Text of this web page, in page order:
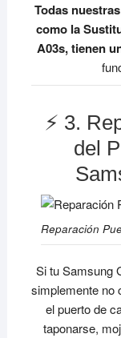
Todas
como la
A03s, tienen
⚡ 3.
del
Reparación
Si tu Samsung
simplemente no
el puerto de
taponarse,